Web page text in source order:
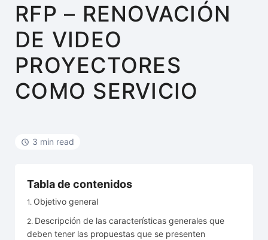
RFP – RENOVACIÓN
DE VIDEO
PROYECTORES
COMO SERVICIO
3 min read
Tabla de contenidos
Objetivo general
Descripción de las características generales que
deben tener las propuestas que se presenten